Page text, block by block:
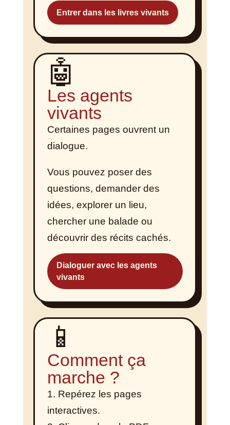
Entrer dans les livres vivants
🤖
Les agents
vivants
Certaines pages ouvrent un
dialogue.
Vous pouvez poser des
questions, demander des
idées, explorer un lieu,
chercher une balade ou
découvrir des récits cachés.
Dialoguer avec les agents
vivants
📱
Comment ça
marche ?
Repérez les pages
interactives.